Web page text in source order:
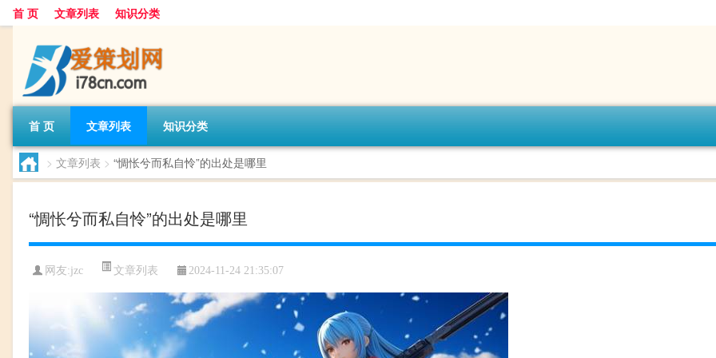
首 页 文章列表 知识分类
首 页 文章列表 知识分类
> 文章列表 > “惆怅兮而私自怜”的出处是哪里
“惆怅兮而私自怜”的出处是哪里
网友:jzc 文章列表 2024-11-24 21:35:07